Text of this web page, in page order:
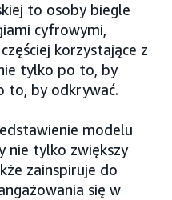
to osoby biegle
cyfrowymi,
korzystające z
tylko po to, by
to, by odkrywać.
modelu
nie tylko zwiększy
zainspiruje do
się w